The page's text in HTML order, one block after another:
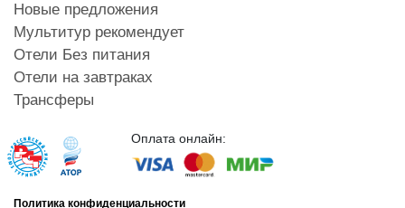
Новые предложения
Мультитур рекомендует
Отели Без питания
Отели на завтраках
Трансферы
Оплата онлайн:
Политика конфиденциальности